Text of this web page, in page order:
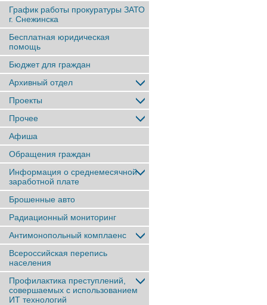
График работы прокуратуры ЗАТО
г. Снежинска
Бесплатная юридическая
помощь
Бюджет для граждан
Архивный отдел
Проекты
Прочее
Афиша
Обращения граждан
Информация о среднемесячной
заработной плате
Брошенные авто
Радиационный мониторинг
Антимонопольный комплаенс
Всероссийская перепись
населения
Профилактика преступлений,
совершаемых с использованием
ИТ технологий